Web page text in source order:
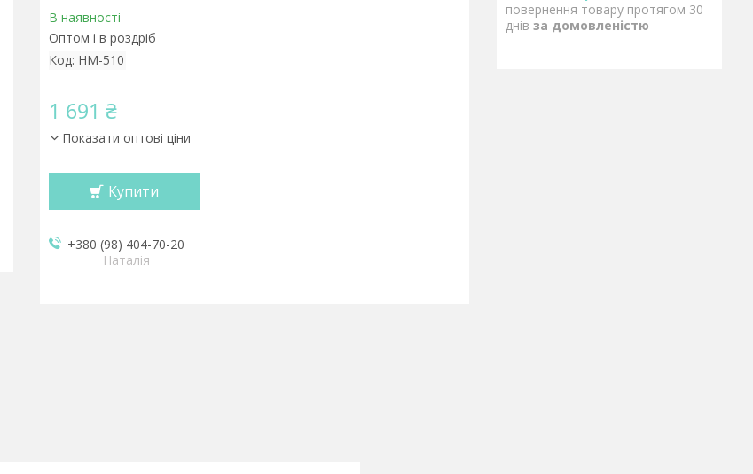
В наявності
Оптом і в роздріб
Код: HM-510
1 691 ₴
Показати оптові ціни
Купити
+380 (98) 404-70-20
Наталія
повернення товару протягом 30
днів за домовленістю